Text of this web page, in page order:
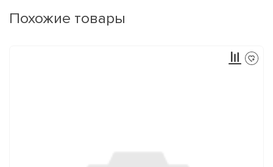
Похожие товары